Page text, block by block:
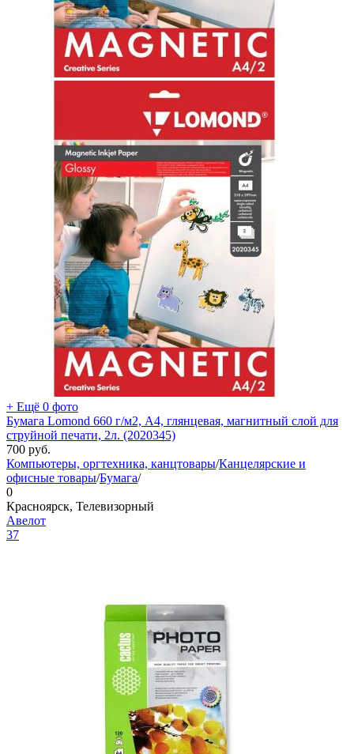
+ Ещё 0 фото
Бумага Lomond 660 г/м2, А4, глянцевая, магнитный слой для
струйной печати, 2л. (2020345)
700 руб.
Компьютеры, оргтехника, канцтовары/Канцелярские и
офисные товары/Бумага/
0
Красноярск, Телевизорный
Авелот
37